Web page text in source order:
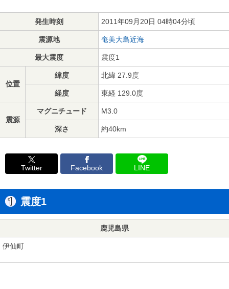
発生時刻 2011年09月20日 04時04分頃
震源地 奄美大島近海
最大震度 震度1
位置
緯度 北緯 27.9度
経度 東経 129.0度
震源
マグニチュード M3.0
深さ 約40km
Twitter Facebook LINE
震度1
鹿児島県
伊仙町